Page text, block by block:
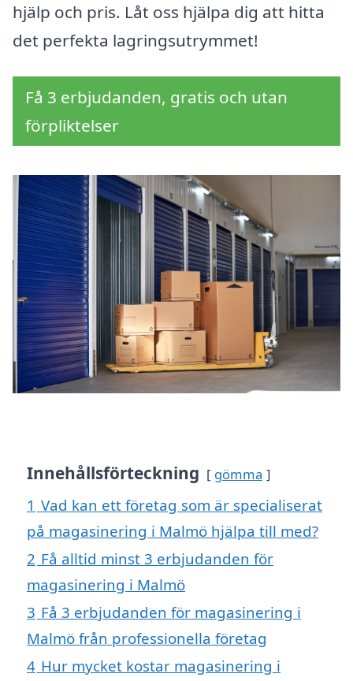
hjälp och pris. Låt oss hjälpa dig att hitta
det perfekta lagringsutrymmet!
Få 3 erbjudanden, gratis och utan
förpliktelser
Innehållsförteckning gömma
1 Vad kan ett företag som är specialiserat
på magasinering i Malmö hjälpa till med?
2 Få alltid minst 3 erbjudanden för
magasinering i Malmö
3 Få 3 erbjudanden för magasinering i
Malmö från professionella företag
4 Hur mycket kostar magasinering i